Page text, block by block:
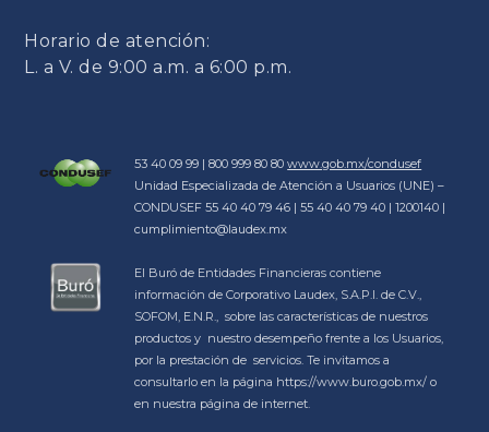
Horario de atención:
L. a V. de 9:00 a.m. a 6:00 p.m.
53 40 09 99 | 800 999 80 80www.gob.mx/condusef
Unidad Especializada de Atención a Usuarios (UNE) –
CONDUSEF 55 40 40 79 46 | 55 40 40 79 40 | 1200140 |
cumplimiento@laudex.mx
El Buró de Entidades Financieras contiene
información de Corporativo Laudex, S.A.P.I. de C.V.,
SOFOM, E.N.R., sobre las características de nuestros
productos y nuestro desempeño frente a los Usuarios,
por la prestación de servicios. Te invitamos a
consultarlo en la página https://www.buro.gob.mx/ o
en nuestra página de internet.